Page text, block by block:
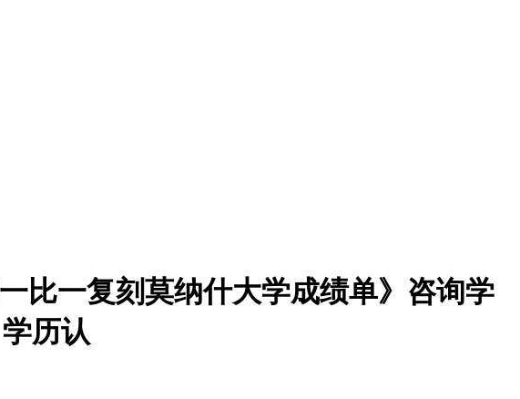
比一复刻莫纳什大学成绩单》咨询学
历认